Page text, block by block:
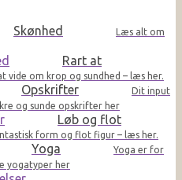
Skønhed
Læs alt om
Rart at
vide om krop og sundhed – læs her.
Opskrifter
Dit input
og sunde opskrifter her
Løb og flot
form og flot figur – læs her.
Yoga
Yoga er for
yogatyper her